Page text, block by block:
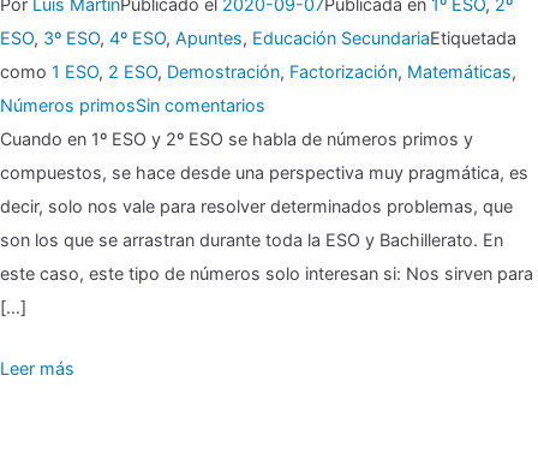
Por Luis MartinPublicado el 2020-09-07Publicada en 1º ESO, 2º
ESO, 3º ESO, 4º ESO, Apuntes, Educación SecundariaEtiquetada
como 1 ESO, 2 ESO, Demostración, Factorización, Matemáticas,
Números primosSin comentarios
▶
Números
primos
y
Cuando en 1º ESO y 2º ESO se habla de números primos y
compuestos, se hace desde una perspectiva muy pragmática, es
decir, solo nos vale para resolver determinados problemas, que
son los que se arrastran durante toda la ESO y Bachillerato. En
este caso, este tipo de números solo interesan si: Nos sirven para
[…]
Leer más